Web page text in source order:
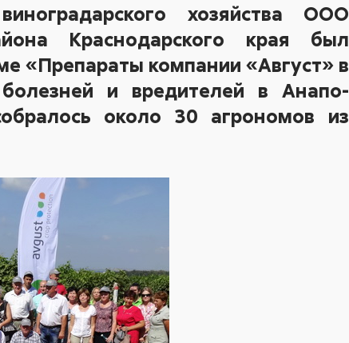
хозяйства ООО
Краснодарского края был
«Препараты компании «Август» в
и вредителей в Анапо-
около 30 агрономов из